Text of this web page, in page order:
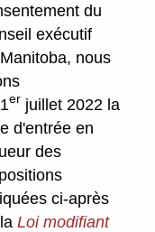
du
exécutif
nous
er juillet 2022 la
d'entrée en
des
ci-après
laLoi modifiant